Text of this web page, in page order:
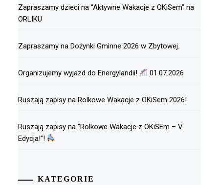
Zapraszamy dzieci na “Aktywne Wakacje z OKiSem” na
ORLIKU
Zapraszamy na Dożynki Gminne 2026 w Zbytowej.
Organizujemy wyjazd do Energylandii! 01.07.2026
Ruszają zapisy na Rolkowe Wakacje z OKiSem 2026!
Ruszają zapisy na “Rolkowe Wakacje z OKiSEm – V
Edycja!”!
KATEGORIE